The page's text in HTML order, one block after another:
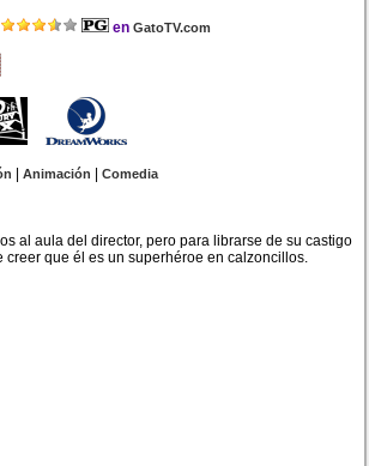
en GatoTV.com
|Animación |Comedia
al aula del director, pero para librarse de su castigo
creer que él es un superhéroe en calzoncillos.